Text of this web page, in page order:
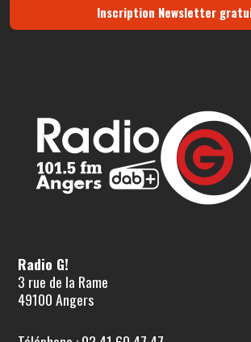
Inscription Newsletter
Radio G!
3 rue de la Rame
49100 Angers